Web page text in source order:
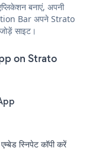
बनाएं, अपनी
Bar अपने Strato
साइट।
on Strato
स्निपेट कॉपी करें